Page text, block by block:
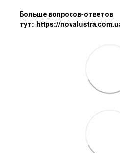
Больше вопросов-ответов
тут: https://